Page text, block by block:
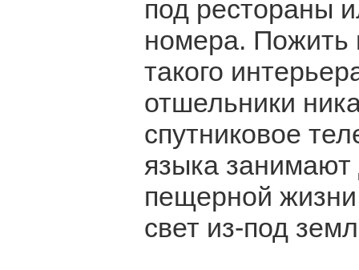
под рестораны
номера. Пожить
такого
отшельники
спутниковое
языка
пещерной
свет из-под